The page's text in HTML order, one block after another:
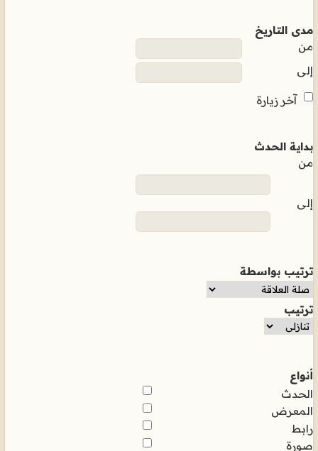
مدى التاريخ
من
إلى
آخر زيارة
بداية الحدث
من
إلى
ترتيب بواسطة
ترتيب
أنواع
الحدث
المعرض
رابط
صورة